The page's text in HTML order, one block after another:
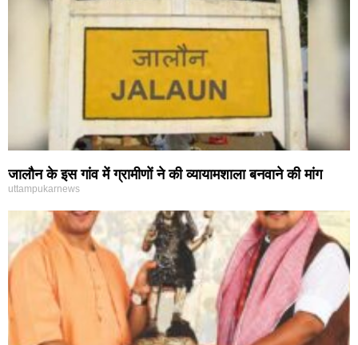
जालौन के इस गांव में ग्रामीणों ने की व्यायामशाला बनवाने की मांग
uttampukarnews